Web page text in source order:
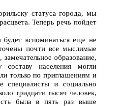
статуса города, мы
Теперь речь пойдет
вспоминаться еще не
почти все мыслимые
образование,
населения могли
только по приглашениям и
специалисты и социально
тридцати тысяч человек,
была в пять раз выше